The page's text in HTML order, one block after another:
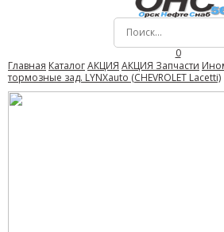
0
Главная КаталогАКЦИЯ АКЦИЯ Запчасти
тормозные зад. LYNXauto (CHEVROLET Lacetti)